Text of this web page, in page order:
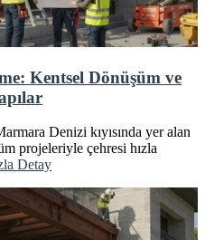
Kentsel Dönüşüm ve
Denizi kıyısında yer alan
projeleriyle çehresi hızla
Detay